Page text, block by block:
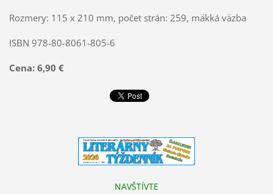
Rozmery: 115 x 210 mm, počet strán: 259, mäkká väzba
ISBN 978-80-8061-805-6
Cena: 6,90 €
NAVŠTÍVTE